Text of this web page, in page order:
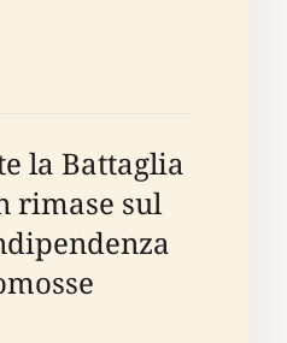
la Battaglia
rimase sul